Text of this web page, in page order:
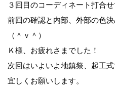
３回目のコーディネート打合
前回の確認と内部、外部の色
（＾ｖ＾）
Ｋ様、お疲れさまでした！
次回はいよいよ地鎮祭、起工
宜しくお願いします。